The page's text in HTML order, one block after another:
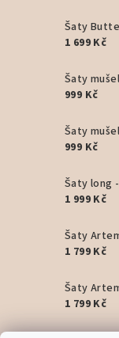
Šaty
1 699 Kč
Šaty
999 Kč
Šaty
999 Kč
Šaty long
1 999 Kč
Šaty
1 799 Kč
Šaty
1 799 Kč